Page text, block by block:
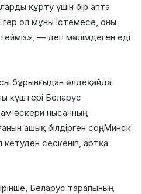
құрту үшін бір апта
ол мұны істемесе, оны
— деп мәлімдеген еді
бұрынғыдан әлдеқайда
күштері Беларус
әскери нысанның
ашық білдірген соң, Минск
сескеніп, артқа
Беларус тарапының